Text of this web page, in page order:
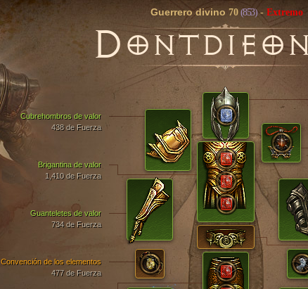
Guerrero divino 70 (853) - Extremo
D
Brigantina de valor
1,410 de Fuerza
Guanteletes de valor
734 de Fuerza
Cubrehombros de valor
438 de Fuerza
Convención de los elementos
477 de Fuerza